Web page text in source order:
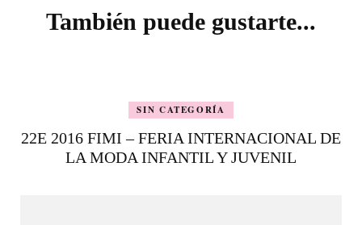
entradas
También puede gustarte...
SIN CATEGORÍA
22E 2016 FIMI – FERIA INTERNACIONAL DE
LA MODA INFANTIL Y JUVENIL